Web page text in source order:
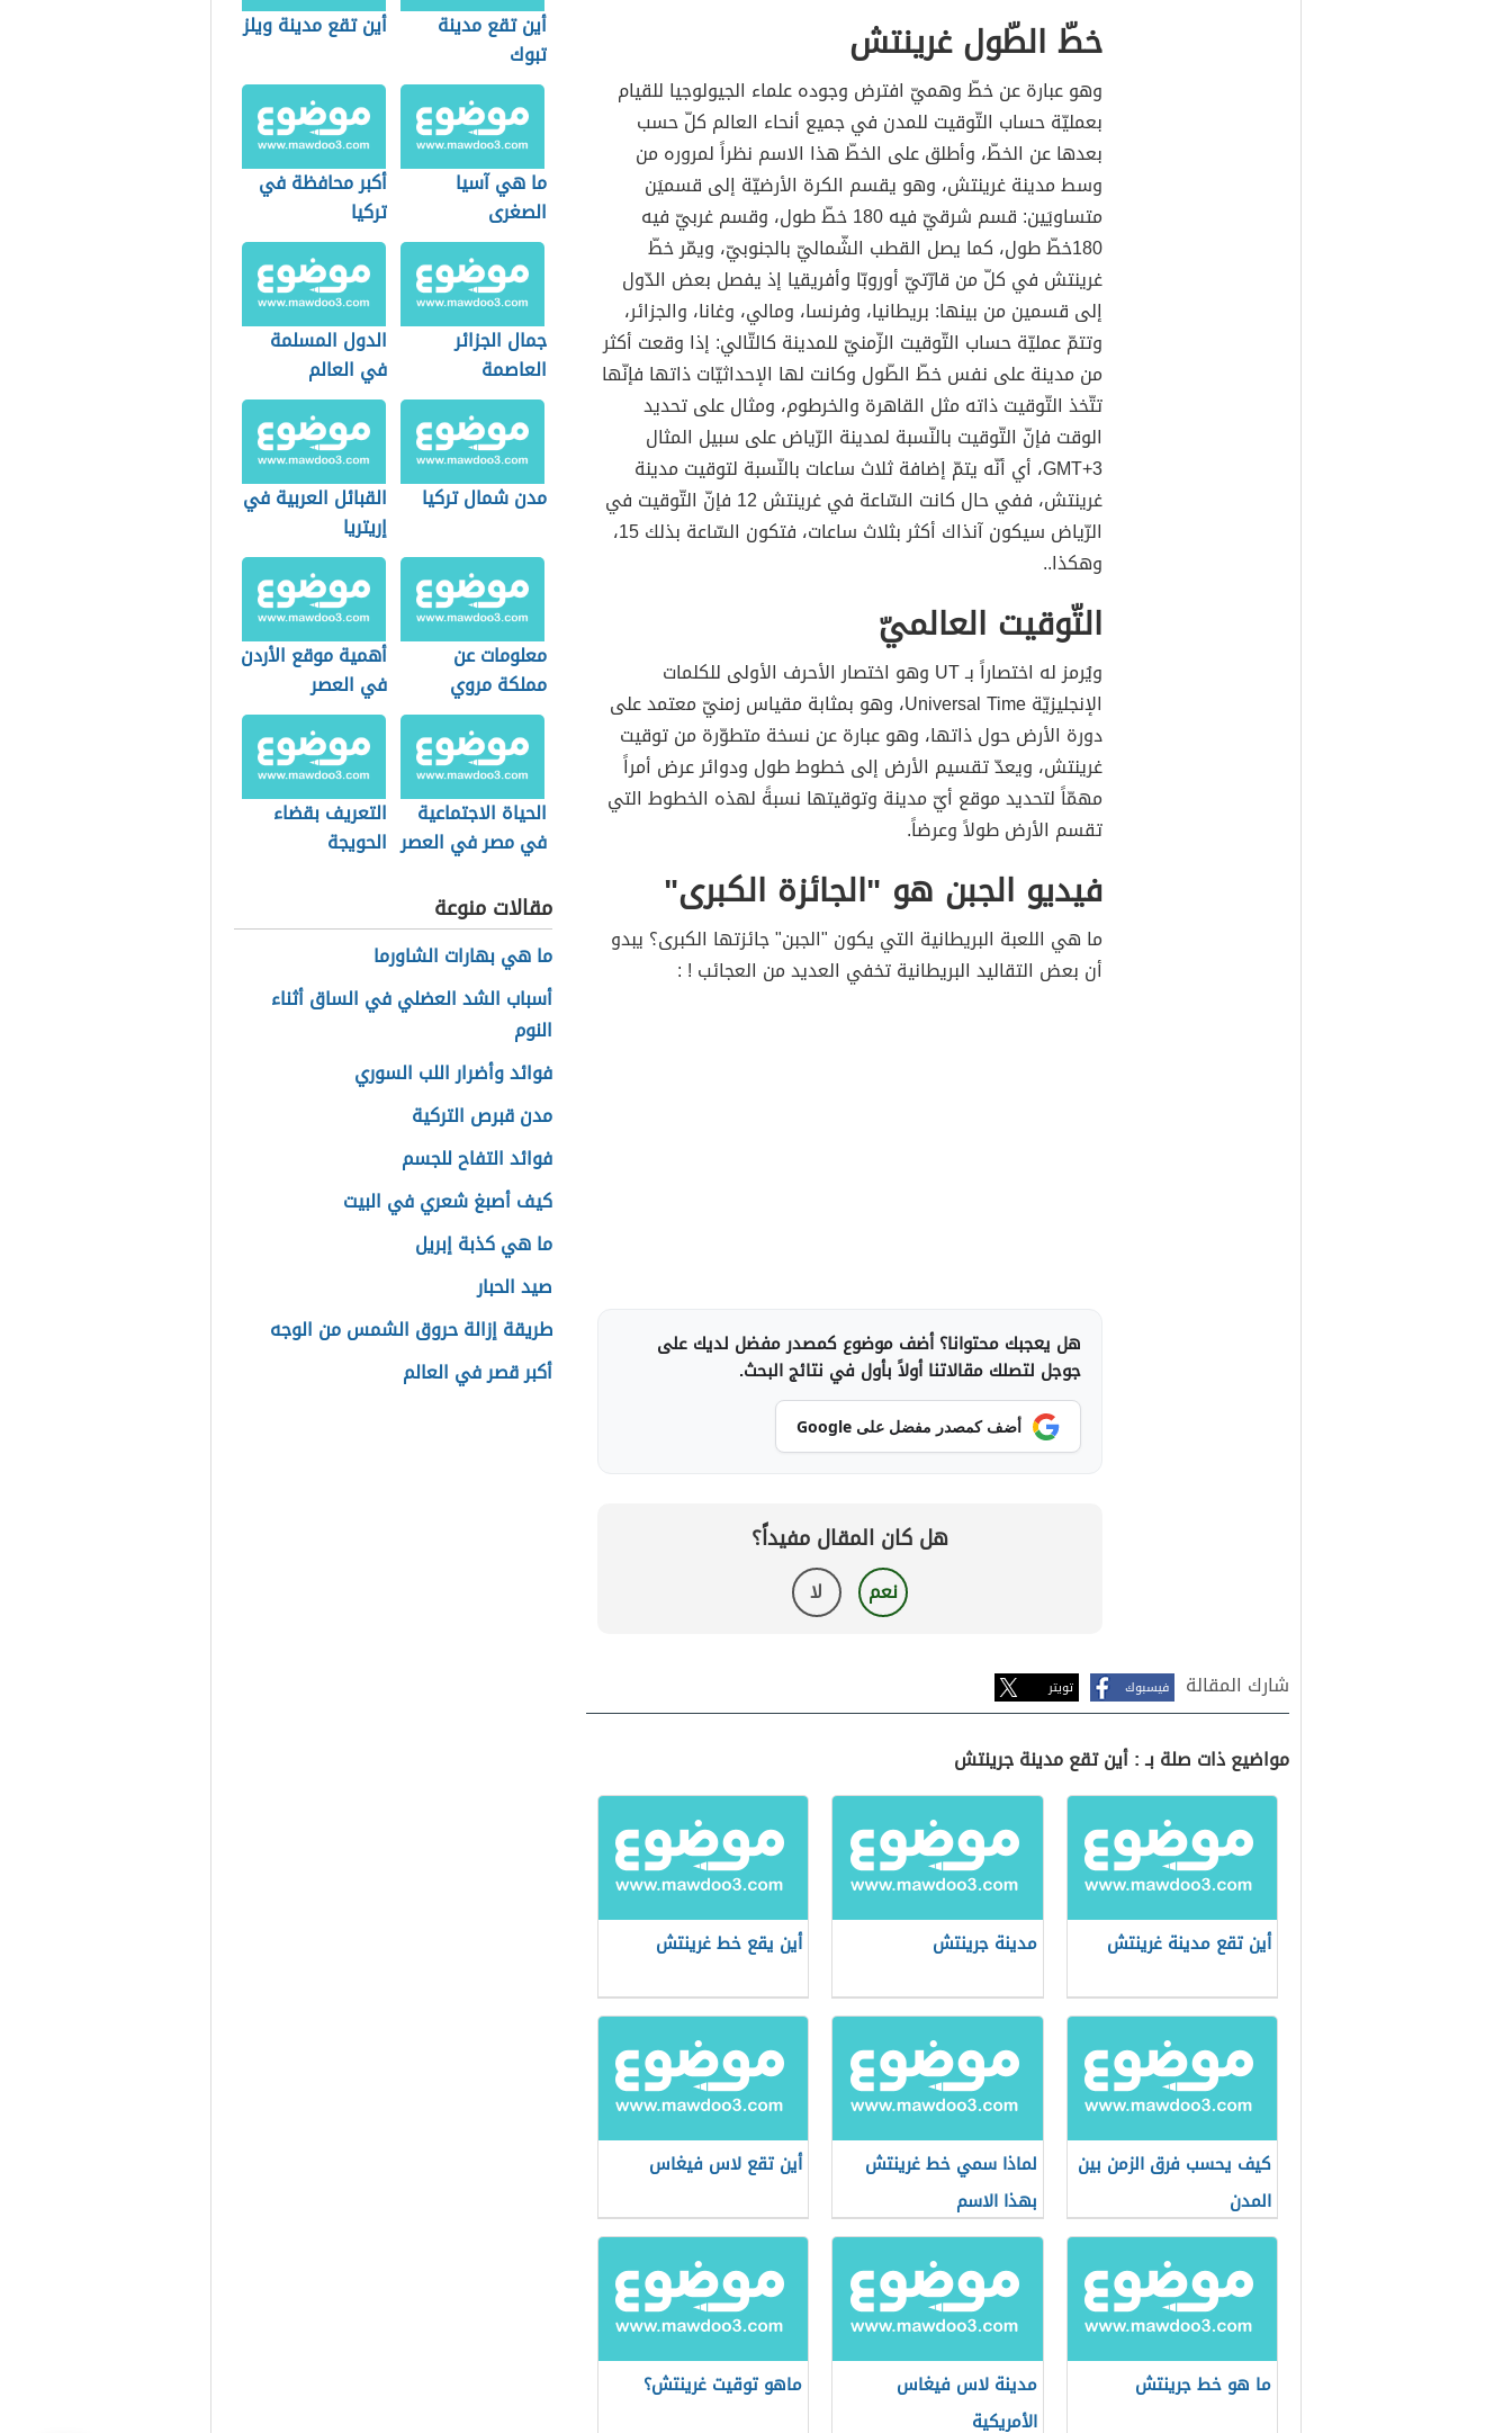
خطّ الطّول غرينتش
وهو عبارة عن خطّ وهميّ افترض وجوده علماء الجيولوجيا للقيام
بعمليّة حساب التّوقيت للمدن في جميع أنحاء العالم كلّ حسب
بعدها عن الخطّ، وأطلق على الخطّ هذا الاسم نظراً لمروره من
وسط مدينة غرينتش، وهو يقسم الكرة الأرضيّة إلى قسميَن
متساويَين: قسم شرقيّ فيه 180 خطّ طول، وقسم غربيّ فيه
180خطّ طول، كما يصل القطب الشّماليّ بالجنوبيّ، ويمّر خطّ
غرينتش في كلّ من قارّتيّ أوروبّا وأفريقيا إذ يفصل بعض الدّول
إلى قسمين من بينها: بريطانيا، وفرنسا، ومالي، وغانا، والجزائر،
وتتمّ عمليّة حساب التّوقيت الزّمنيّ للمدينة كالتّالي: إذا وقعت أكثر
من مدينة على نفس خطّ الطّول وكانت لها الإحداثيّات ذاتها فإنّها
تتّخذ التّوقيت ذاته مثل القاهرة والخرطوم، ومثال على تحديد
الوقت فإنّ التّوقيت بالنّسبة لمدينة الرّياض على سبيل المثال
GMT+3، أي أنّه يتمّ إضافة ثلاث ساعات بالنّسبة لتوقيت مدينة
غرينتش، ففي حال كانت السّاعة في غرينتش 12 فإنّ التّوقيت في
الرّياض سيكون آنذاك أكثر بثلاث ساعات، فتكون السّاعة بذلك 15،
وهكذا..
التّوقيت العالميّ
ويُرمز له اختصاراً بـ UT وهو اختصار الأحرف الأولى للكلمات
الإنجليزيّة Universal Time، وهو بمثابة مقياس زمنيّ معتمد على
دورة الأرض حول ذاتها، وهو عبارة عن نسخة متطوّرة من توقيت
غرينتش، ويعدّ تقسيم الأرض إلى خطوط طول ودوائر عرض أمراً
مهمّاً لتحديد موقع أيّ مدينة وتوقيتها نسبةً لهذه الخطوط التي
تقسم الأرض طولاً وعرضاً.
فيديو الجبن هو "الجائزة الكبرى"
ما هي اللعبة البريطانية التي يكون "الجبن" جائزتها الكبرى؟ يبدو
أن بعض التقاليد البريطانية تخفي العديد من العجائب ! :
هل يعجبك محتوانا؟ أضف موضوع كمصدر مفضل لديك على
جوجل لتصلك مقالاتنا أولاً بأول في نتائج البحث.
أضف كمصدر مفضل على Google
هل كان المقال مفيداً؟
نعم لا
شارك المقالة فيسبوك تويتر
مواضيع ذات صلة بـ : أين تقع مدينة جرينتش
أين تقع مدينة غرينتش مدينة جرينتش أين يقع خط غرينتش
كيف يحسب فرق الزمن بين
المدن
لماذا سمي خط غرينتش
بهذا الاسم
أين تقع لاس فيغاس
ما هو خط جرينتش
مدينة لاس فيغاس
الأمريكية
ماهو توقيت غرينتش؟
أين تقع مدينة
تبوك
أين تقع مدينة ويلز
ما هي آسيا
الصغرى
أكبر محافظة في
تركيا
جمال الجزائر
العاصمة
الدول المسلمة
في العالم
مدن شمال تركيا
القبائل العربية في
إريتريا
معلومات عن
مملكة مروي
أهمية موقع الأردن
في العصر
المملوكي
الحياة الاجتماعية
في مصر في العصر
التعريف بقضاء
الحويجة
مقالات منوعة
ما هي بهارات الشاورما
أسباب الشد العضلي في الساق أثناء
النوم
فوائد وأضرار اللب السوري
مدن قبرص التركية
فوائد التفاح للجسم
كيف أصبغ شعري في البيت
ما هي كذبة إبريل
صيد الحبار
طريقة إزالة حروق الشمس من الوجه
أكبر قصر في العالم